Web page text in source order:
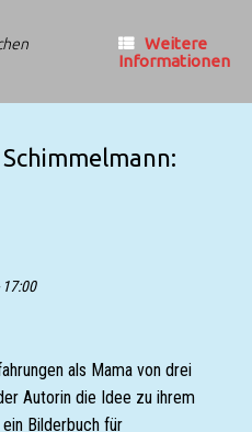
Weitere
Informationen
17:00
als Mama von drei
Autorin die Idee zu ihrem
ein Bilderbuch für